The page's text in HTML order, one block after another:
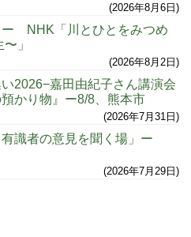
2026年8月6日
ー NHK「川とひとをみつめ
」
2026年8月2日
2026−嘉田由紀子さん講演会
かり物』ー8/8、熊本市
2026年7月31日
識者の意見を聞く場」ー
2026年7月29日